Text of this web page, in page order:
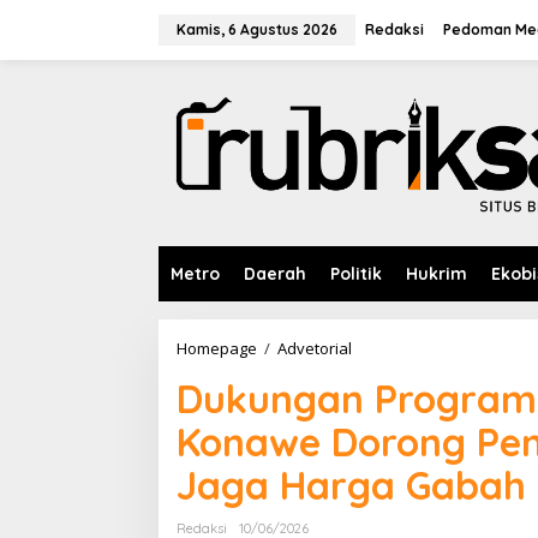
Kamis, 6 Agustus 2026 Redaksi Pedoman
Metro Daerah Politik Hukrim
Homepage / Advetorial
k
u
n
g
a
n
Dukungan
Konawe Dorong
Jaga Harga Gabah
Redaksi
10/06/2026